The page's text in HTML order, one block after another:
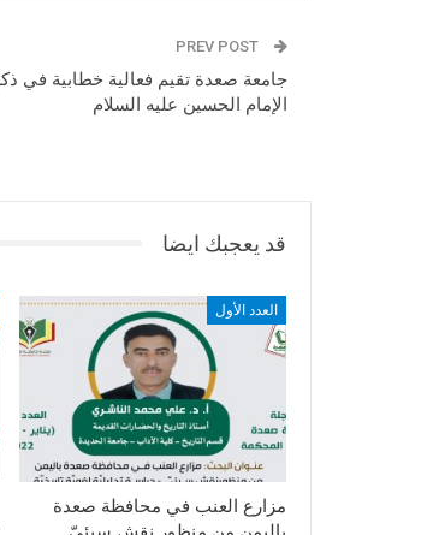
جامعة صعدة تقيم فعالية خطابية في
الإمام الحسين عليه السلام
قد يعجبك ايضا
العدد الأول
مزارع العنب في محافظة صعدة